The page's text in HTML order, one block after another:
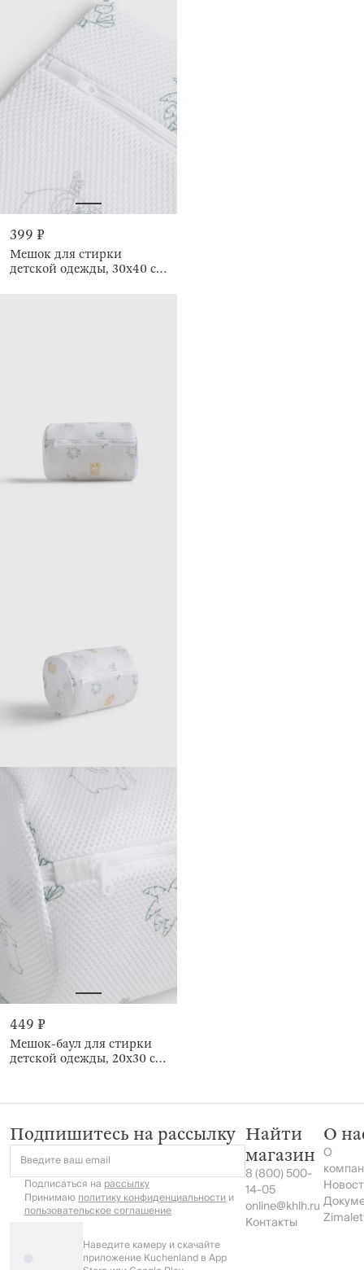
399 ₽
Мешок для стирки
детской одежды, 30х40 см,
449 ₽
Мешок-баул для стирки
детской одежды, 20х30 см,
Подпишитесь на рассылку
Введите ваш email
Подписаться на рассылку
Принимаюполитику конфиденциальностии
пользовательское соглашение
Наведите камеру и скачайте
приложение Kuchenland в App
Найти
магазин
8 (800) 500-
14-05
online@khlh.ru
Контакты
О
О